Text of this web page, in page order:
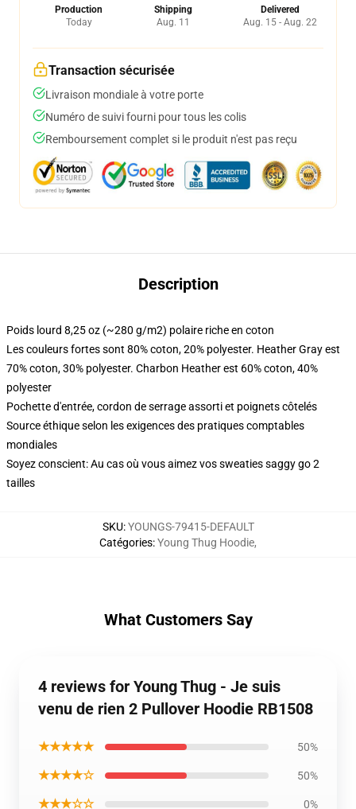
Production
Today
Shipping
Aug. 11
Delivered
Aug. 15 - Aug. 22
Transaction sécurisée
Livraison mondiale à votre porte
Numéro de suivi fourni pour tous les colis
Remboursement complet si le produit n'est pas reçu
Description
Poids lourd 8,25 oz (~280 g/m2) polaire riche en coton
Les couleurs fortes sont 80% coton, 20% polyester. Heather Gray est
70% coton, 30% polyester. Charbon Heather est 60% coton, 40%
polyester
Pochette d'entrée, cordon de serrage assorti et poignets côtelés
Source éthique selon les exigences des pratiques comptables
mondiales
Soyez conscient: Au cas où vous aimez vos sweaties saggy go 2
tailles
SKU:YOUNGS-79415-DEFAULT
Catégories:Young Thug Hoodie,
What Customers Say
4 reviews for Young Thug - Je suis
venu de rien 2 Pullover Hoodie RB1508
★★★★★ 50%
★★★★☆ 50%
★★★☆☆ 0%